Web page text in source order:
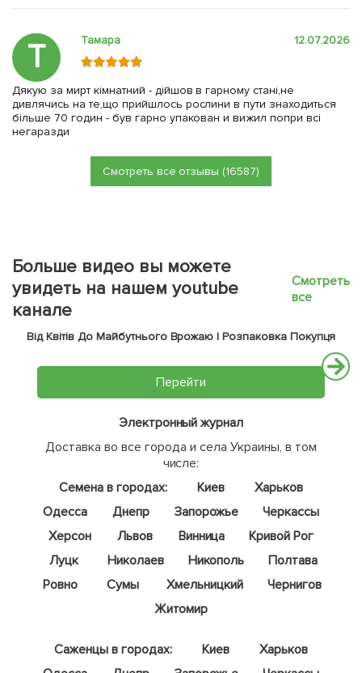
Т Тамара 12.07.2026
Дякую за мирт кімнатний - дійшов в гарному стані,не
дивлячись на те,що прийшлось рослини в пути знаходиться
більше 70 годин - був гарно упакован и вижил попри всі
негаразди
Смотреть все отзывы (16587)
Больше видео вы можете
увидеть на нашем youtube
канале
Смотреть
все
Від Квітів До Майбутнього Врожаю | Розпаковка Покупця
Перейти
Электронный журнал
Доставка во все города и села Украины, в том
числе:
Семена в городах:
Киев
Харьков
Одесса
Днепр Запорожье
Черкассы
Херсон
Львов Винница
Кривой Рог
Луцк
Николаев Никополь
Полтава
Ровно
Сумы Хмельницкий
Чернигов
Житомир
Саженцы в городах: Киев
Харьков